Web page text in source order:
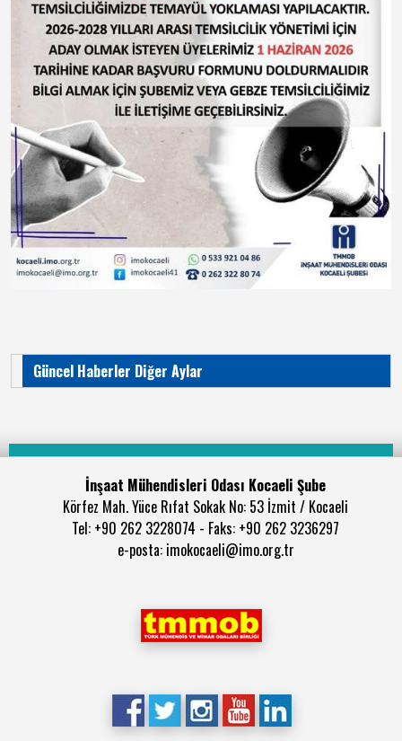
Güncel Haberler Diğer Aylar
İnşaat Mühendisleri Odası Kocaeli Şube
Körfez Mah. Yüce Rıfat Sokak No: 53 İzmit / Kocaeli
Tel: +90 262 3228074 - Faks: +90 262 3236297
e-posta: imokocaeli@imo.org.tr